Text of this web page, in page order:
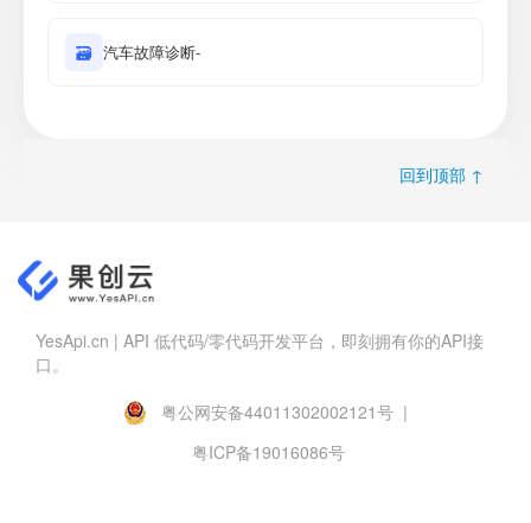
🗃 汽车故障诊断-
回到顶部 ↑
YesApi.cn | API 低代码/零代码开发平台，即刻拥有你的API接
口。
粤公网安备44011302002121号 |
粤ICP备19016086号